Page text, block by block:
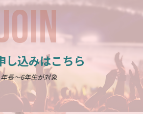
し込みはこちら
年長～6年生が対象